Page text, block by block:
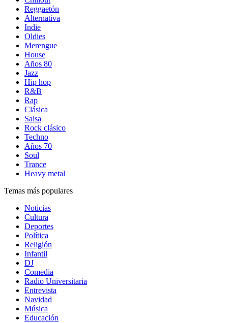
Reggaetón
Alternativa
Indie
Oldies
Merengue
House
Años 80
Jazz
Hip hop
R&B
Rap
Clásica
Salsa
Rock clásico
Techno
Años 70
Soul
Trance
Heavy metal
Temas más populares
Noticias
Cultura
Deportes
Política
Religión
Infantil
DJ
Comedia
Radio Universitaria
Entrevista
Navidad
Música
Educación